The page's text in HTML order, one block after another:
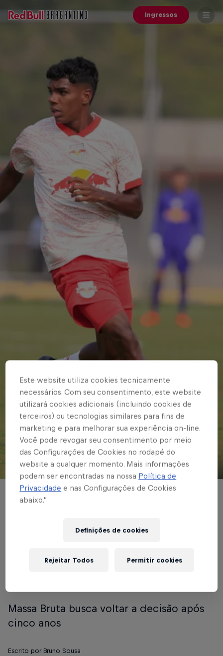
Ingressos
© Red Bull Bragantino
BASE MASCULINA
pela semifinal do
Massa Bruta busca voltar a decisão após
cinco anos
Escrito por Bruno Sousa
Este website utiliza cookies tecnicamente
necessários. Com seu consentimento, este website
utilizará cookies adicionais (incluindo cookies de
terceiros) ou tecnologias similares para fins de
marketing e para melhorar sua experiência on-line.
Você pode revogar seu consentimento por meio
das Configurações de Cookies no rodapé do
website a qualquer momento. Mais informações
podem ser encontradas na nossa Política de
Privacidade e nas Configurações de Cookies
abaixo.”
Definições de cookies
Rejeitar Todos Permitir cookies